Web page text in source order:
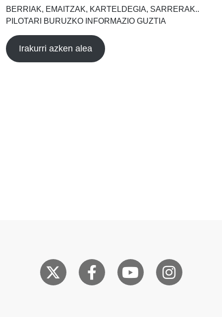
BERRIAK, EMAITZAK, KARTELDEGIA, SARRERAK..
PILOTARI BURUZKO INFORMAZIO GUZTIA
Irakurri azken alea